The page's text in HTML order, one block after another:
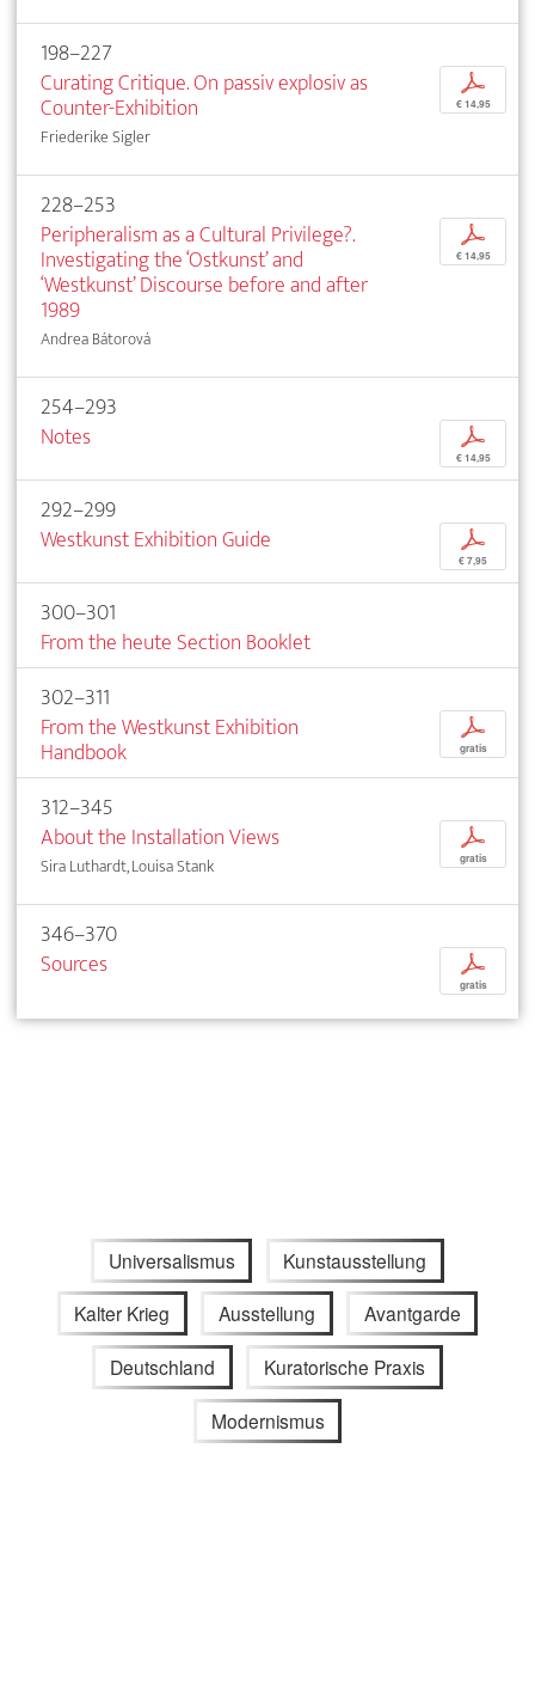
198–227
Curating Critique. On passiv explosiv as
Counter-Exhibition
Friederike Sigler
p
€ 14,95
228–253
Peripheralism as a Cultural Privilege?.
Investigating the ‘Ostkunst’ and
‘Westkunst’ Discourse before and after
1989
Andrea Bátorová
p
€ 14,95
254–293
Notes
p
€ 14,95
292–299
Westkunst Exhibition Guide
p
€ 7,95
300–301
From the heute Section Booklet
302–311
From the Westkunst Exhibition
Handbook
p
gratis
312–345
About the Installation Views
Sira Luthardt, Louisa Stank
p
gratis
346–370
Sources
p
gratis
Universalismus Kunstausstellung
Kalter Krieg Ausstellung Avantgarde
Deutschland Kuratorische Praxis
Modernismus